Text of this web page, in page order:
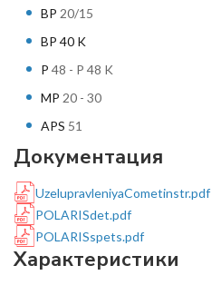
BP 20/15
BP 40 K
P 48 - P 48 K
MP 20 - 30
APS 51
Документация
UzelupravleniyaCometinstr.pdf
POLARISdet.pdf
POLARISspets.pdf
Характеристики